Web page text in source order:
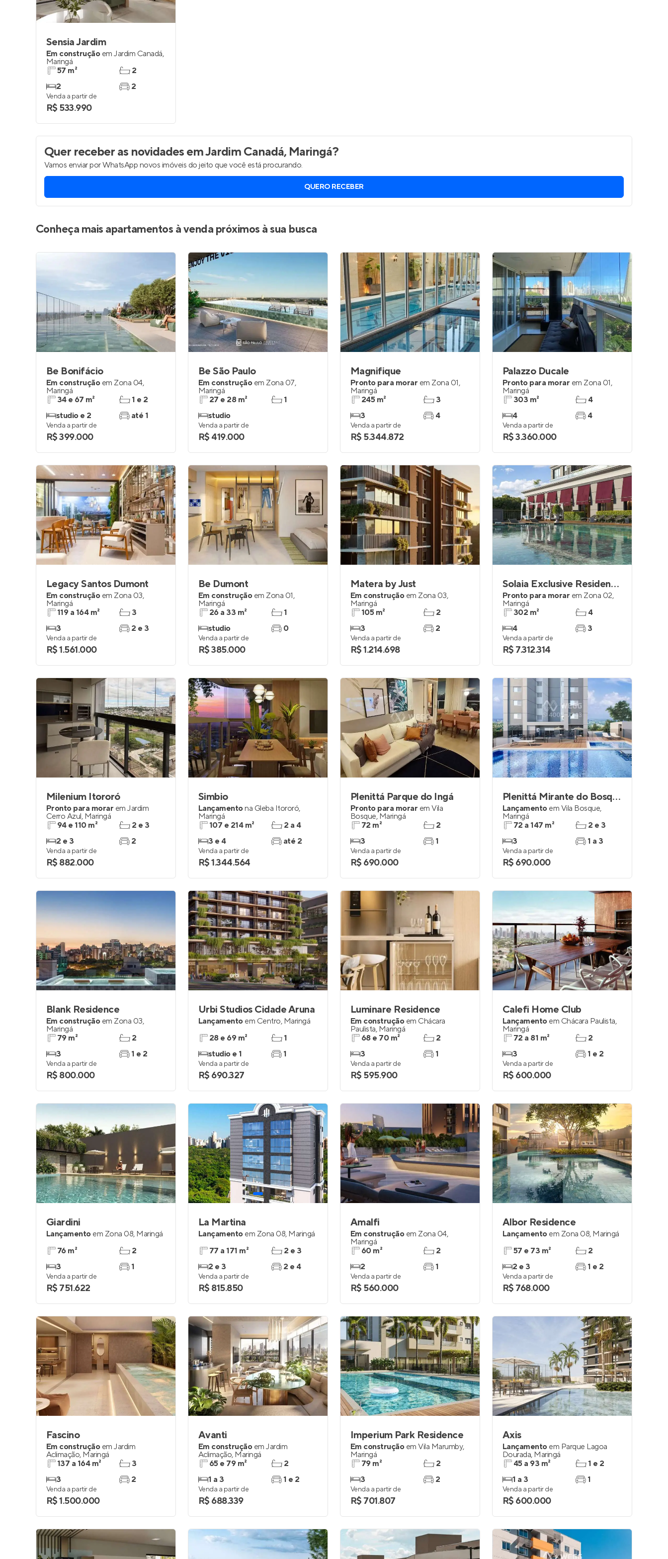
Sensia Jardim
Em construção em Jardim Canadá,
Maringá
57 m²
2
2
2
Venda a partir de
R$ 533.990
Quer receber as novidadesem Jardim Canadá, Maringá?
Vamos enviar por WhatsApp novos imóveis do jeito que você está procurando.
QUERO RECEBER
Conheça mais apartamentos à venda próximos à sua busca
Be Bonifácio
Em construção em Zona 04,
Maringá
34 e 67 m²
studio e 2
1 e 2
até 1
Venda a partir de
R$ 399.000
Be São Paulo
Em construção em Zona 07,
Maringá
27 e 28 m²
studio
1
Venda a partir de
R$ 419.000
Magnifique
Pronto para morar em Zona 01,
Maringá
245 m²
3
3
4
Venda a partir de
R$ 5.344.872
Palazzo Ducale
Pronto para morar em Zona 01,
Maringá
303 m²
4
4
4
Venda a partir de
R$ 3.360.000
Legacy Santos Dumont
Em construção em Zona 03,
Maringá
119 a 164 m²
3
3
2 e 3
Venda a partir de
R$ 1.561.000
Be Dumont
Em construção em Zona 01,
Maringá
26 a 33 m²
studio
1
0
Venda a partir de
R$ 385.000
Matera by Just
Em construção em Zona 03,
Maringá
105 m²
3
2
2
Venda a partir de
R$ 1.214.698
Solaia Exclusive Residences
Pronto para morar em Zona 02,
Maringá
302 m²
4
4
3
Venda a partir de
R$ 7.312.314
Milenium Itororó
Pronto para morar em Jardim
Cerro Azul, Maringá
94 e 110 m²
2 e 3
2 e 3
2
Venda a partir de
R$ 882.000
Simbio
Lançamentona Gleba Itororó,
Maringá
107 e 214 m²
3 e 4
2 a 4
até 2
Venda a partir de
R$ 1.344.564
Plenittá Parque do Ingá
Pronto para morar em Vila
Bosque, Maringá
72 m²
3
2
1
Venda a partir de
R$ 690.000
Plenittá Mirante do Bosque
Lançamento em Vila Bosque,
Maringá
72 a 147 m²
3
2 e 3
1 a 3
Venda a partir de
R$ 690.000
Blank Residence
Em construção em Zona 03,
Maringá
79 m²
3
2
1 e 2
Venda a partir de
R$ 800.000
Urbi Studios Cidade Aruna
Lançamento em Centro, Maringá
28 e 69 m²
studio e 1
1
1
Venda a partir de
R$ 690.327
Luminare Residence
Em construção em Chácara
Paulista, Maringá
68 e 70 m²
3
2
1
Venda a partir de
R$ 595.900
Calefi Home Club
Lançamento em Chácara Paulista,
Maringá
72 a 81 m²
3
2
1 e 2
Venda a partir de
R$ 600.000
Giardini
Lançamento em Zona 08, Maringá
76 m²
3
2
1
Venda a partir de
R$ 751.622
La Martina
Lançamento em Zona 08, Maringá
77 a 171 m²
2 e 3
2 e 3
2 e 4
Venda a partir de
R$ 815.850
Amalfi
Em construção em Zona 04,
Maringá
60 m²
2
2
1
Venda a partir de
R$ 560.000
Albor Residence
Lançamento em Zona 08, Maringá
57 e 73 m²
2 e 3
2
1 e 2
Venda a partir de
R$ 768.000
Fascino
Em construção em Jardim
Aclimação, Maringá
137 a 164 m²
3
3
2
Venda a partir de
R$ 1.500.000
Avanti
Em construção em Jardim
Aclimação, Maringá
65 e 79 m²
1 a 3
2
1 e 2
Venda a partir de
R$ 688.339
Imperium Park Residence
Em construção em Vila Marumby,
Maringá
79 m²
3
2
2
Venda a partir de
R$ 701.807
Axis
Lançamento em Parque Lagoa
Dourada, Maringá
45 a 93 m²
1 a 3
1 e 2
1
Venda a partir de
R$ 600.000